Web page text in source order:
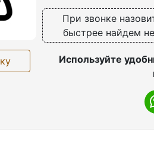
При звонке
быстрее найдем
Используйте